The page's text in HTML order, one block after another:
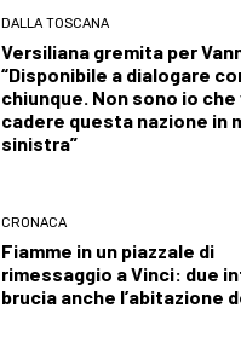
DALLA TOSCANA
Versiliana gremita per
“Disponibile a dialogare
chiunque. Non sono io
cadere questa nazione in
sinistra”
CRONACA
Fiamme in un piazzale di
rimessaggio a Vinci: due
brucia anche l’abitazione